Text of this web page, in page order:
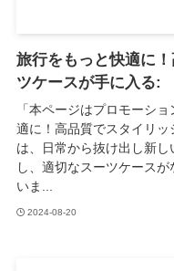
旅行をもっと快適に
ツケースが手に入る:
「本ページはプロモーシ
適に！高品質でスタイリ
は、日常から抜け出し新
し、適切なスーツケース
いま...
2024-08-20